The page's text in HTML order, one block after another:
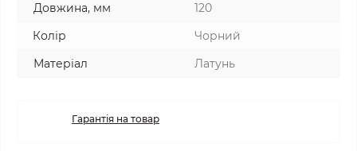
Довжина, мм
120
Колір
Чорний
Матеріал
Латунь
Гарантія на товар